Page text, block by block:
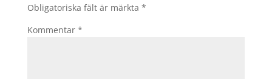
Obligatoriska fält är märkta *
Kommentar *